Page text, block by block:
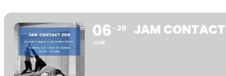
06
JUN
29 JAM CONTACT